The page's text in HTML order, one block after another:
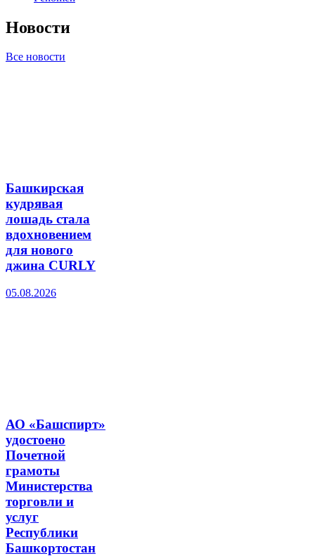
Новости
Все новости
Башкирская
кудрявая
лошадь стала
вдохновением
для нового
джина CURLY
05.08.2026
АО «Башспирт»
удостоено
Почетной
грамоты
Министерства
торговли и
услуг
Республики
Башкортостан